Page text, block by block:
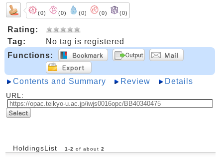
(0) (0) (0) (0) (0)
Rating:
Tag:
No tag is registered
Functions:
Contents and Summary Review Details
URL:
HoldingsList 1 -2 of about 2